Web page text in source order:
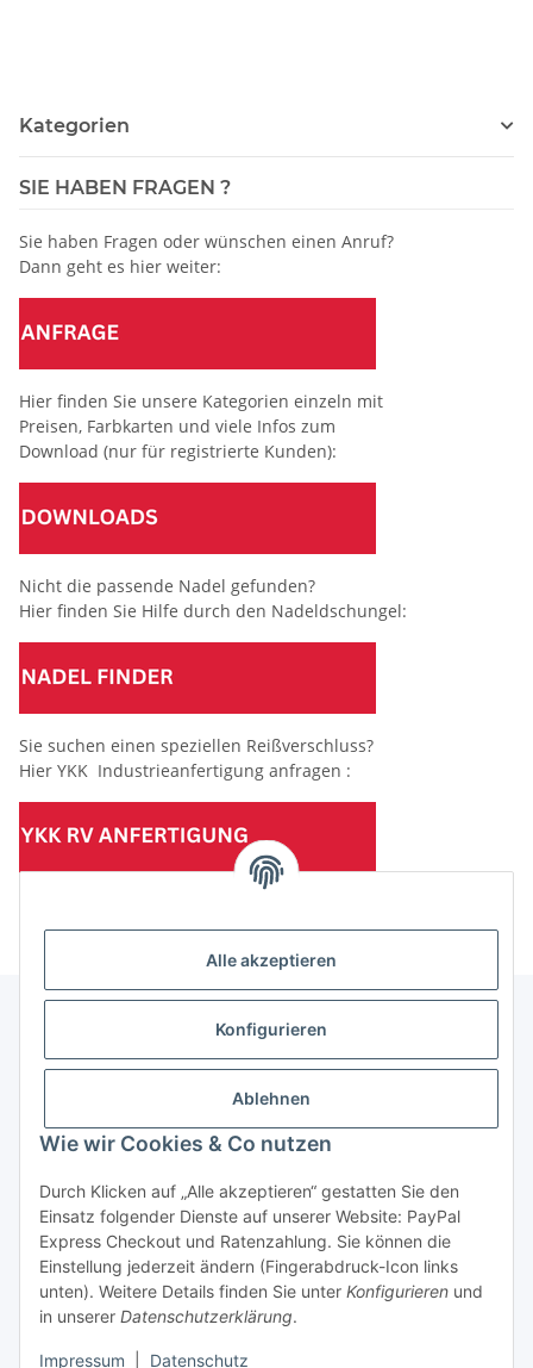
Alle akzeptieren
Konfigurieren
Ablehnen
Wie wir Cookies & Co nutzen
Durch Klicken auf „Alle akzeptieren“ gestatten Sie den
Einsatz folgender Dienste auf unserer Website: PayPal
Express Checkout und Ratenzahlung. Sie können die
Einstellung jederzeit ändern (Fingerabdruck-Icon links
unten). Weitere Details finden Sie unter Konfigurieren und
in unserer Datenschutzerklärung.
Impressum Datenschutz
Kategorien
SIE HABEN FRAGEN ?
Sie haben Fragen oder wünschen einen Anruf?
Dann geht es hier weiter:
Hier finden Sie unsere Kategorien einzeln mit
Preisen, Farbkarten und viele Infos zum
Download (nur für registrierte Kunden):
Nicht die passende Nadel gefunden?
Hier finden Sie Hilfe durch den Nadeldschungel:
Sie suchen einen speziellen Reißverschluss?
Hier YKK Industrieanfertigung anfragen :
(Mindesttabnahmemenge 10 Stück je Länge und Farbe)
Informationen
Gesetzliche Informationen
Vertrag widerrufen
* Alle Preise zzgl. gesetzlicher USt., zzgl.